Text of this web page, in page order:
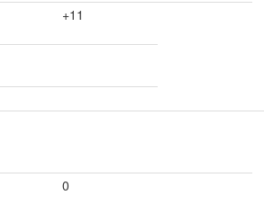
+11
0